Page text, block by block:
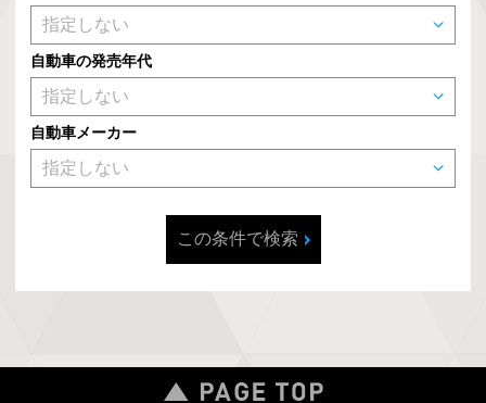
自動車の発売年代
自動車メーカー
この条件で検索